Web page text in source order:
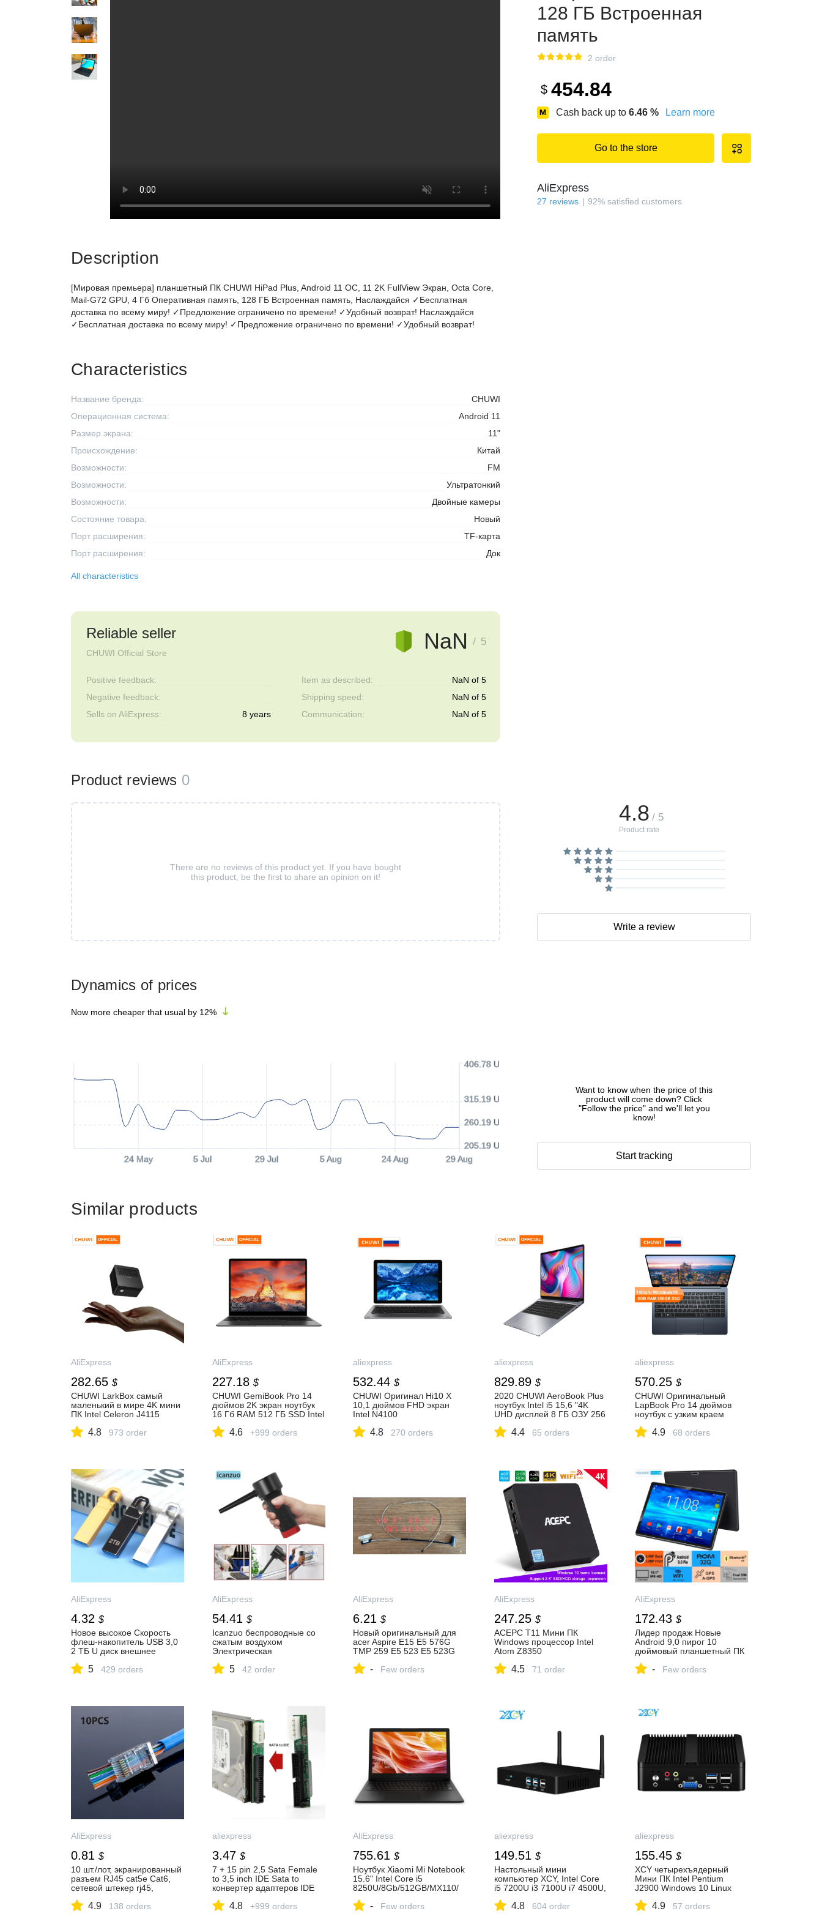
128 ГБ Встроенная
память
2 order
$ 454.84
Cash back up to 6.46 % Learn more
Go to the store
AliExpress
27 reviews 92% satisfied customers
Dynamics of prices
Now more cheaper that usual by 12%
24 May 5 Jul 29 Jul 5 Aug 24 Aug 29 Aug
205.19 USD
260.19 USD
315.19 USD
406.78 USD
Want to know when the price of this
product will come down? Click
"Follow the price" and we'll let you
know!
Start tracking
Characteristics
Название бренда:
CHUWI
Операционная система:
Android 11
Размер экрана:
11"
Происхождение:
Китай
Возможности:
FM
Возможности:
Ультратонкий
Возможности:
Двойные камеры
Состояние товара:
Новый
Порт расширения:
TF-карта
Порт расширения:
Док
All characteristics
Description
[Мировая премьера] планшетный ПК CHUWI HiPad Plus, Android 11 ОС, 11 2K FullView Экран, Octa Core,
Mail-G72 GPU, 4 Гб Оперативная память, 128 ГБ Встроенная память, Наслаждайся ✓Бесплатная
доставка по всему миру! ✓Предложение ограничено по времени! ✓Удобный возврат! Наслаждайся
✓Бесплатная доставка по всему миру! ✓Предложение ограничено по времени! ✓Удобный возврат!
Reliable seller NaN / 5
CHUWI Official Store
Positive feedback:
Negative feedback:
Sells on AliExpress:
8 years
Item as described:
NaN of 5
Shipping speed:
NaN of 5
Communication:
NaN of 5
Product reviews 0
There are no reviews of this product yet. If you have bought
this product, be the first to share an opinion on it!
4.8 / 5
Product rate
Write a review
Similar products
AliExpress
282.65 $
CHUWI LarkBox самый
маленький в мире 4K мини
ПК Intel Celeron J4115
RAM 128 ГБ ROM Windows
4.8 973 order
AliExpress
227.18 $
CHUWI GemiBook Pro 14
дюймов 2K экран ноутбук
16 Гб RAM 512 ГБ SSD Intel
Windows 10 компьютер с
4.6 +999 orders
aliexpress
532.44 $
CHUWI Оригинал Hi10 X
10,1 дюймов FHD экран
Intel N4100
ОЗУ 128 Гб ПЗУ Windows10
4.8 270 orders
aliexpress
829.89 $
2020 CHUWI AeroBook Plus
ноутбук Intel i5 15,6 "4K
UHD дисплей 8 ГБ ОЗУ 256
PD2.0 Быстрая зарядка|
4.4 65 orders
aliexpress
570.25 $
CHUWI Оригинальный
LapBook Pro 14 дюймов
ноутбук с узким краем
Windows10
ROM Notebook|Ноутбуки| |
АлиЭкспресс
4.9 68 orders
AliExpress
4.32 $
Новое высокое Скорость
флеш-накопитель USB 3,0
2 ТБ U диск внешнее
карта памяти
5 429 orders
AliExpress
54.41 $
Icanzuo беспроводные со
сжатым воздухом
Электрическая
для чистки клавиатуры,
5 42 order
AliExpress
6.21 $
Новый оригинальный для
acer Aspire E15 E5 576G
TMP 259 E5 523 E5 523G
lvds кабель DD0ZAALC012
- Few orders
AliExpress
247.25 $
ACEPC T11 Мини ПК
Windows процессор Intel
Atom Z8350
Гб 64 Гб EMMC Поддержка
4.5 71 order
AliExpress
172.43 $
Лидер продаж Новые
Android 9,0 пирог 10
дюймовый планшетный ПК
Камера 5.0MP 32 Гб
- Few orders
AliExpress
0.81 $
10 шт./лот, экранированный
разъем RJ45 cat5e Cat6,
сетевой штекер rj45,
кабели и разъемы| |
4.9 138 orders
aliexpress
3.47 $
7 + 15 pin 2,5 Sata Female
to 3,5 inch IDE Sata to
конвертер адаптеров IDE
133 100 HDD CD DVD Serial
4.8 +999 orders
AliExpress
755.61 $
Ноутбук Xiaomi Mi Notebook
15.6" Intel Core i5
8250U/8Gb/512GB/MX110/
Ноутбуки| | АлиЭкспресс
- Few orders
aliexpress
149.51 $
Настольный мини
компьютер XCY, Intel Core
i5 7200U i3 7100U i7 4500U,
на базе Windows 10, 4K,
4.8 604 order
aliexpress
155.45 $
XCY четырехъядерный
Мини ПК Intel Pentium
J2900 Windows 10 Linux
WiFi 2x Gigabit Ethernet 2x
4.9 57 orders